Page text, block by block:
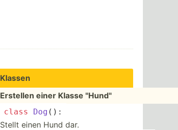
Klassen
Erstellen einer Klasse "­Hun­d"
class Dog ():
Stellt einen Hund dar.